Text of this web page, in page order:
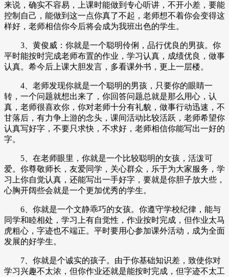
来说，确实不容易，上课时能做到专心听讲，不开小差，要能
控制自己，能做到这一点你真了不起，老师想不着你会变得这
样好，老师相信你今后将会成为我班出色的学生。
3、黄俊威：你就是一个聪明伶俐，品行优良的男孩。你
平时能按时完成老师布置的作业，学习认真，成绩优良，做事
认真。希今后上课大胆发言，多看课外书，更上一层楼。
4、老师发现你就是一个聪明的男孩，只要你的眼睛一
转，一个问题就想出来了，你回答问题总就是那么用心，认
真，老师很喜欢你，你对老师十分有礼貌，做事行动迅速，不
甘落后，有力争上游的念头，课间活动比较活跃，老师希望你
认真写好字，不要只求快，不求好，老师相信你能写出一好的
字。
5、在老师眼里，你就是一个比较聪明的女孩，活泼可
爱。你尊敬师长，友爱同学，关心群众，乐于为大家服务，学
习上你自觉认真，还能写出一手好字，要就是你胆子放大些，
心胸开阔些会就是一个更加优秀的学生。
6、你就是一个文静乖巧的女孩。你遵守学校纪律，能与
同学和睦相处，学习上有自觉性，作业按时完成，但作业太马
虎粗心，字迹也不端正。平时要用心参加课外活动，成为全面
发展的好学生。
7、你就是个诚实的孩子。由于你基础知识差，致使你对
学习兴趣不太浓，但你作业还就是能按时完成，但字迹不太工